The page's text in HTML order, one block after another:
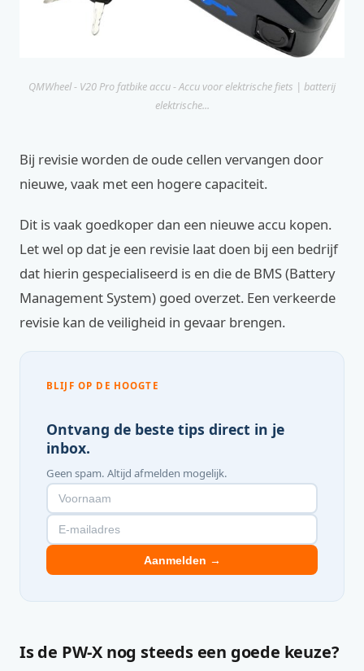
QMWheel - V20 Pro fatbike accu - Accu voor elektrische fiets | batterij
elektrische...
Bij revisie worden de oude cellen vervangen door
nieuwe, vaak met een hogere capaciteit.
Dit is vaak goedkoper dan een nieuwe accu kopen.
Let wel op dat je een revisie laat doen bij een bedrijf
dat hierin gespecialiseerd is en die de BMS (Battery
Management System) goed overzet. Een verkeerde
revisie kan de veiligheid in gevaar brengen.
BLIJF OP DE HOOGTE
Ontvang de beste tips direct in je
inbox.
Geen spam. Altijd afmelden mogelijk.
Aanmelden →
Is de PW-X nog steeds een goede keuze?